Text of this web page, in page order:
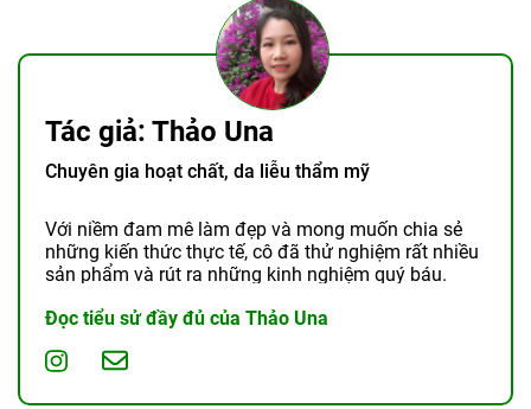
Tác giả: Thảo Una
Chuyên gia hoạt chất, da liễu thẩm mỹ
Với niềm đam mê làm đẹp và mong muốn chia sẻ
những kiến thức thực tế, cô đã thử nghiệm rất nhiều
sản phẩm và rút ra những kinh nghiệm quý báu.
Đọc tiểu sử đầy đủ của Thảo Una